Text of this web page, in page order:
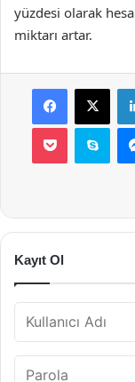
yüzdesi olarak
miktarı artar.
Facebook
X
Pocket
Kayıt Ol